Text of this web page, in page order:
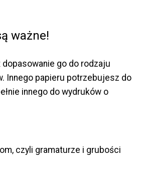
ważne!
go do rodzaju
Innego papieru potrzebujesz do
innego do wydruków o
czyli gramaturze i grubości